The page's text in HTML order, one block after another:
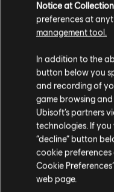
Notice at Collection
preferences at
management tool.
In addition to the
button below you
and recording of
game browsing
Ubisoft’s partners
technologies. If
“decline” button
cookie preferences
Cookie
web page.